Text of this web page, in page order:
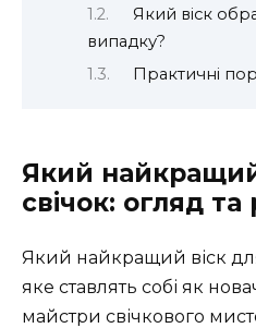
Який віск
випадку?
Практичні
Який
свічок: огляд та
Який найкращий віск
яке ставлять собі як
майстри свічкового